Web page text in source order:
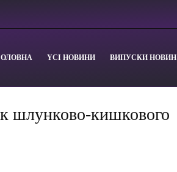
YСІ НОВИНИ ВИПУСКИ НОВИН
шлунково-кишкового